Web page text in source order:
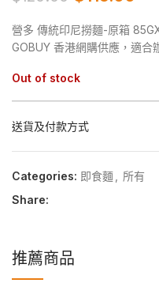
營多 傳統印尼撈麵-原箱
GOBUY 香港網購供應，適合
Out of stock
送貨及付款方式
Categories: 即食麵
所有
Share:
推薦商品